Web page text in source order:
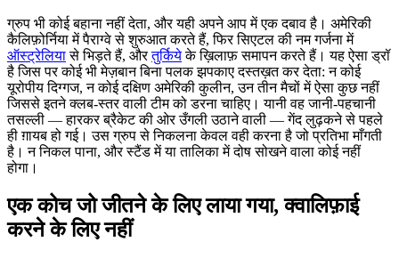
ग्रुप भी कोई बहाना नहीं देता, और यही अपने आप में एक दबाव है। अमेरिकी
कैलिफ़ोर्निया में पैराग्वे से शुरुआत करते हैं, फिर सिएटल की नम गर्जना में
ऑस्ट्रेलियासे भिड़ते हैं, औरतुर्कियेके ख़िलाफ़ समापन करते हैं। यह ऐसा ड्रॉ
है जिस पर कोई भी मेज़बान बिना पलक झपकाए दस्तख़त कर देता: न कोई
यूरोपीय दिग्गज, न कोई दक्षिण अमेरिकी कुलीन, उन तीन मैचों में ऐसा कुछ नहीं
जिससे इतने क्लब-स्तर वाली टीम को डरना चाहिए। यानी वह जानी-पहचानी
तसल्ली — हारकर ब्रैकेट की ओर उँगली उठाने वाली — गेंद लुढ़कने से पहले
ही ग़ायब हो गई। उस ग्रुप से निकलना केवल वही करना है जो प्रतिभा माँगती
है। न निकल पाना, और स्टैंड में या तालिका में दोष सोखने वाला कोई नहीं
होगा।
एक कोच जो जीतने के लिए लाया गया, क्वालिफ़ाई
करने के लिए नहीं